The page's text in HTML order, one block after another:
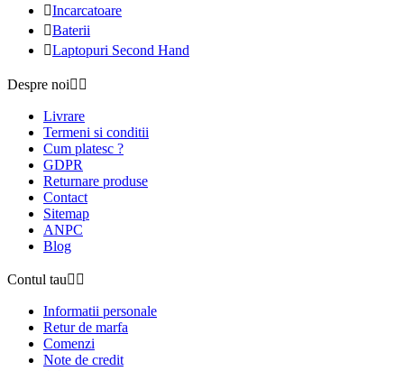
Incarcatoare
Baterii
Laptopuri Second Hand
Despre noi 
Livrare
Termeni si conditii
Cum platesc ?
GDPR
Returnare produse
Contact
Sitemap
ANPC
Blog
Contul tau 
Informatii personale
Retur de marfa
Comenzi
Note de credit